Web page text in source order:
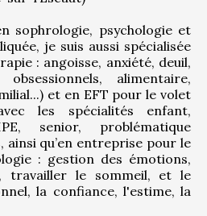
sophrologie, psychologie et
je suis aussi spécialisée
: angoisse, anxiété, deuil,
alimentaire,
et en EFT pour le volet
les spécialités enfant,
senior, problématique
ainsi qu’en entreprise pour le
: gestion des émotions,
travailler le sommeil, et le
la confiance, l'estime, la